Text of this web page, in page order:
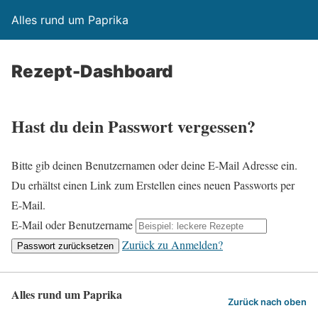
Alles rund um Paprika
Rezept-Dashboard
Hast du dein Passwort vergessen?
Bitte gib deinen Benutzernamen oder deine E-Mail Adresse ein.
Du erhältst einen Link zum Erstellen eines neuen Passworts per
E-Mail.
E-Mail oder Benutzername
Zurück zu Anmelden?
Alles rund um Paprika Zurück nach oben